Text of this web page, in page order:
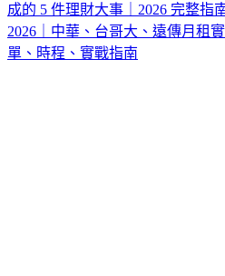
成的 5 件理財大事｜2026 完整指
2026｜中華、台哥大、遠傳月租
單、時程、實戰指南